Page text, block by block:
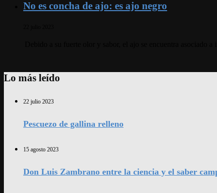
No es concha de ajo: es ajo negro
Lo más leído
22 julio 2023
Pescuezo de gallina relleno
15 agosto 2023
Don Luis Zambrano entre la ciencia y el saber